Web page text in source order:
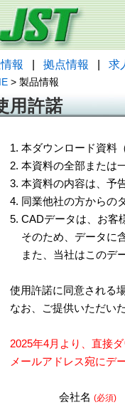
報 拠点情報 求
> 製品情報
用許諾
1. 本ダウンロード資料
2. 本資料の全部または
3. 本資料の内容は、予
4. 同業他社の方からの
5. CADデータは、お客
そのため、データに
また、当社はこのデ
使用許諾に同意される
なお、ご提供いただい
2025年4月より、直接
メールアドレス宛にデ
会社名 (必須)